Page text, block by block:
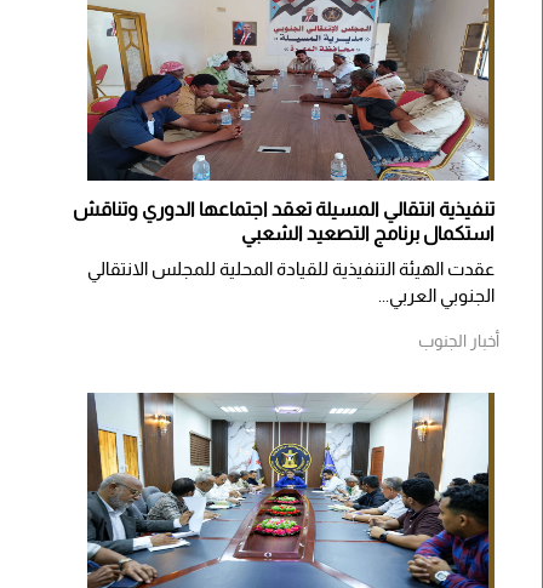
تنفيذية انتقالي المسيلة تعقد اجتماعها الدوري وتناقش
استكمال برنامج التصعيد الشعبي
عقدت الهيئة التنفيذية للقيادة المحلية للمجلس الانتقالي
الجنوبي العربي...
أخبار الجنوب